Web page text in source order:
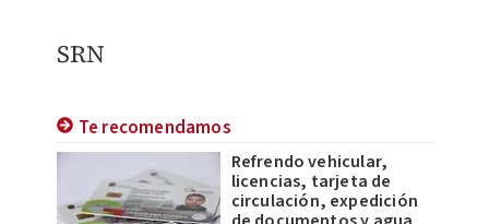
SRN
Te recomendamos
Refrendo vehicular,
licencias, tarjeta de
circulación, expedición